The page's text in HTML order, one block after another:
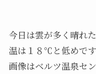
今日は雲が多く晴れ
温は１８℃と低めです
画像はベルツ温泉セ